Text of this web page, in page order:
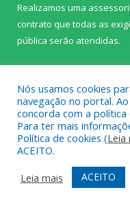
Realizamos uma
contrato que todas as
pública serão atendidas.
Todos os direitos
Mapa do Site
Acessar
Acessar Webmail
Nós usamos cookies
navegação no portal.
concorda com a
Para ter mais
Política de cookies (Leia
ACEITO.
Leia mais
ACEITO